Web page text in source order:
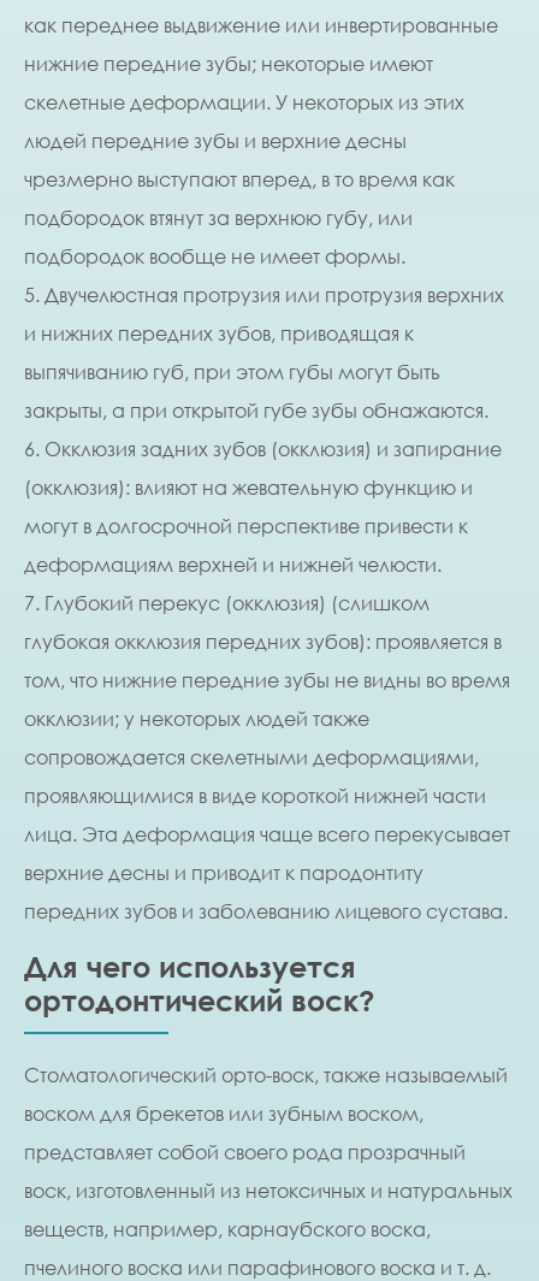
как переднее выдвижение или инвертированные
нижние передние зубы; некоторые имеют
скелетные деформации. У некоторых из этих
людей передние зубы и верхние десны
чрезмерно выступают вперед, в то время как
подбородок втянут за верхнюю губу, или
подбородок вообще не имеет формы.
5. Двучелюстная протрузия или протрузия верхних
и нижних передних зубов, приводящая к
выпячиванию губ, при этом губы могут быть
закрыты, а при открытой губе зубы обнажаются.
6. Окклюзия задних зубов (окклюзия) и запирание
(окклюзия): влияют на жевательную функцию и
могут в долгосрочной перспективе привести к
деформациям верхней и нижней челюсти.
7. Глубокий перекус (окклюзия) (слишком
глубокая окклюзия передних зубов): проявляется в
том, что нижние передние зубы не видны во время
окклюзии; у некоторых людей также
сопровождается скелетными деформациями,
проявляющимися в виде короткой нижней части
лица. Эта деформация чаще всего перекусывает
верхние десны и приводит к пародонтиту
передних зубов и заболеванию лицевого сустава.
Для чего используется
ортодонтический воск?
Стоматологический орто-воск, также называемый
воском для брекетов или зубным воском,
представляет собой своего рода прозрачный
воск, изготовленный из нетоксичных и натуральных
веществ, например, карнаубского воска,
пчелиного воска или парафинового воска и т. д.